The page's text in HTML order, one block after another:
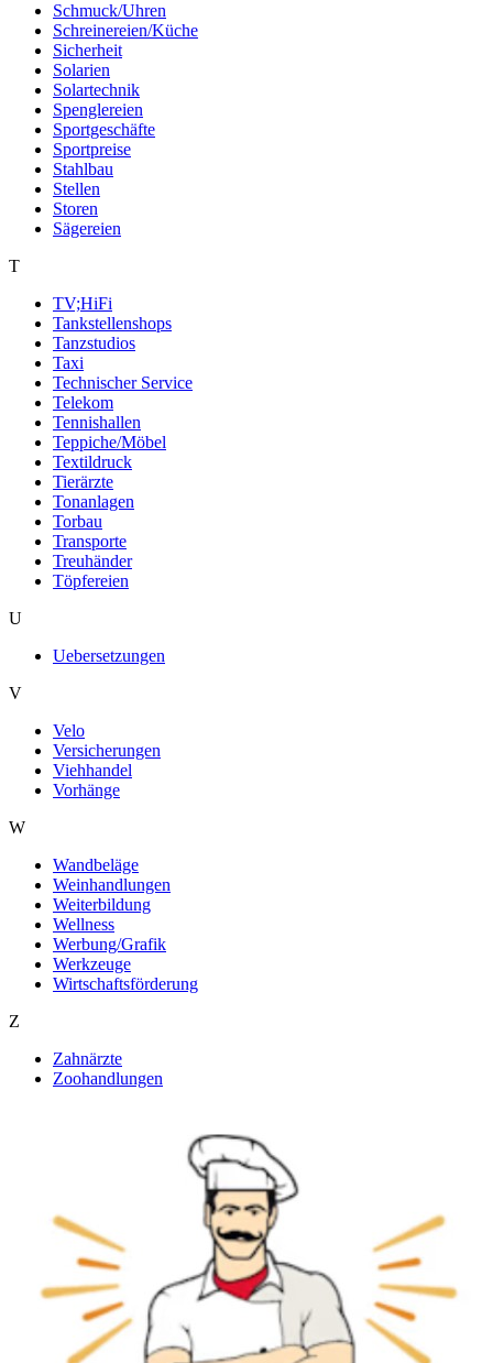
Schmuck/Uhren
Schreinereien/Küche
Sicherheit
Solarien
Solartechnik
Spenglereien
Sportgeschäfte
Sportpreise
Stahlbau
Stellen
Storen
Sägereien
T
TV;HiFi
Tankstellenshops
Tanzstudios
Taxi
Technischer Service
Telekom
Tennishallen
Teppiche/Möbel
Textildruck
Tierärzte
Tonanlagen
Torbau
Transporte
Treuhänder
Töpfereien
U
Uebersetzungen
V
Velo
Versicherungen
Viehhandel
Vorhänge
W
Wandbeläge
Weinhandlungen
Weiterbildung
Wellness
Werbung/Grafik
Werkzeuge
Wirtschaftsförderung
Z
Zahnärzte
Zoohandlungen